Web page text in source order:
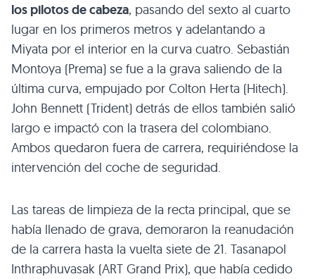
los pilotos de cabeza, pasando del sexto al cuarto
lugar en los primeros metros y adelantando a
Miyata por el interior en la curva cuatro. Sebastián
Montoya (Prema) se fue a la grava saliendo de la
última curva, empujado por Colton Herta (Hitech).
John Bennett (Trident) detrás de ellos también salió
largo e impactó con la trasera del colombiano.
Ambos quedaron fuera de carrera, requiriéndose la
intervención del coche de seguridad.
Las tareas de limpieza de la recta principal, que se
había llenado de grava, demoraron la reanudación
de la carrera hasta la vuelta siete de 21. Tasanapol
Inthraphuvasak (ART Grand Prix), que había cedido